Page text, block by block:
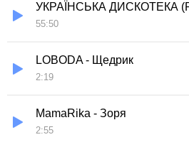
УКРАЇНСЬКА ДИСКОТЕКА
55:50
LOBODA - Щедрик
2:19
MamaRika - Зоря
2:55